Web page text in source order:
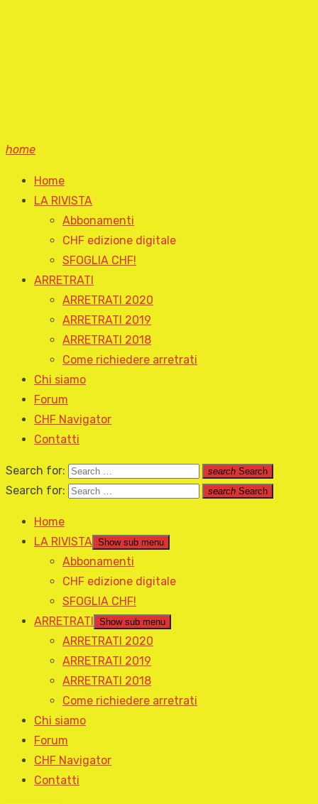
home
Home
LA RIVISTA
Abbonamenti
CHF edizione digitale
SFOGLIA CHF!
ARRETRATI
ARRETRATI 2020
ARRETRATI 2019
ARRETRATI 2018
Come richiedere arretrati
Chi siamo
Forum
CHF Navigator
Contatti
Search for: search Search
Search for: search Search
Home
LA RIVISTA Show sub menu
Abbonamenti
CHF edizione digitale
SFOGLIA CHF!
ARRETRATI
Show sub menu
ARRETRATI 2020
ARRETRATI 2019
ARRETRATI 2018
Come richiedere arretrati
Chi siamo
Forum
CHF Navigator
Contatti